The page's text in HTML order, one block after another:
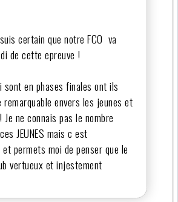
certain que notre FCO va
de cette epreuve !
sont en phases finales ont ils
envers les jeunes et
ne connais pas le nombre
JEUNES mais c est
permets moi de penser que le
vertueux et injestement